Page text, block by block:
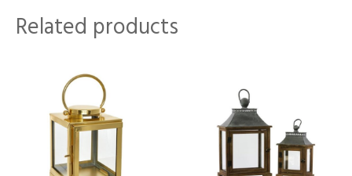
Related products